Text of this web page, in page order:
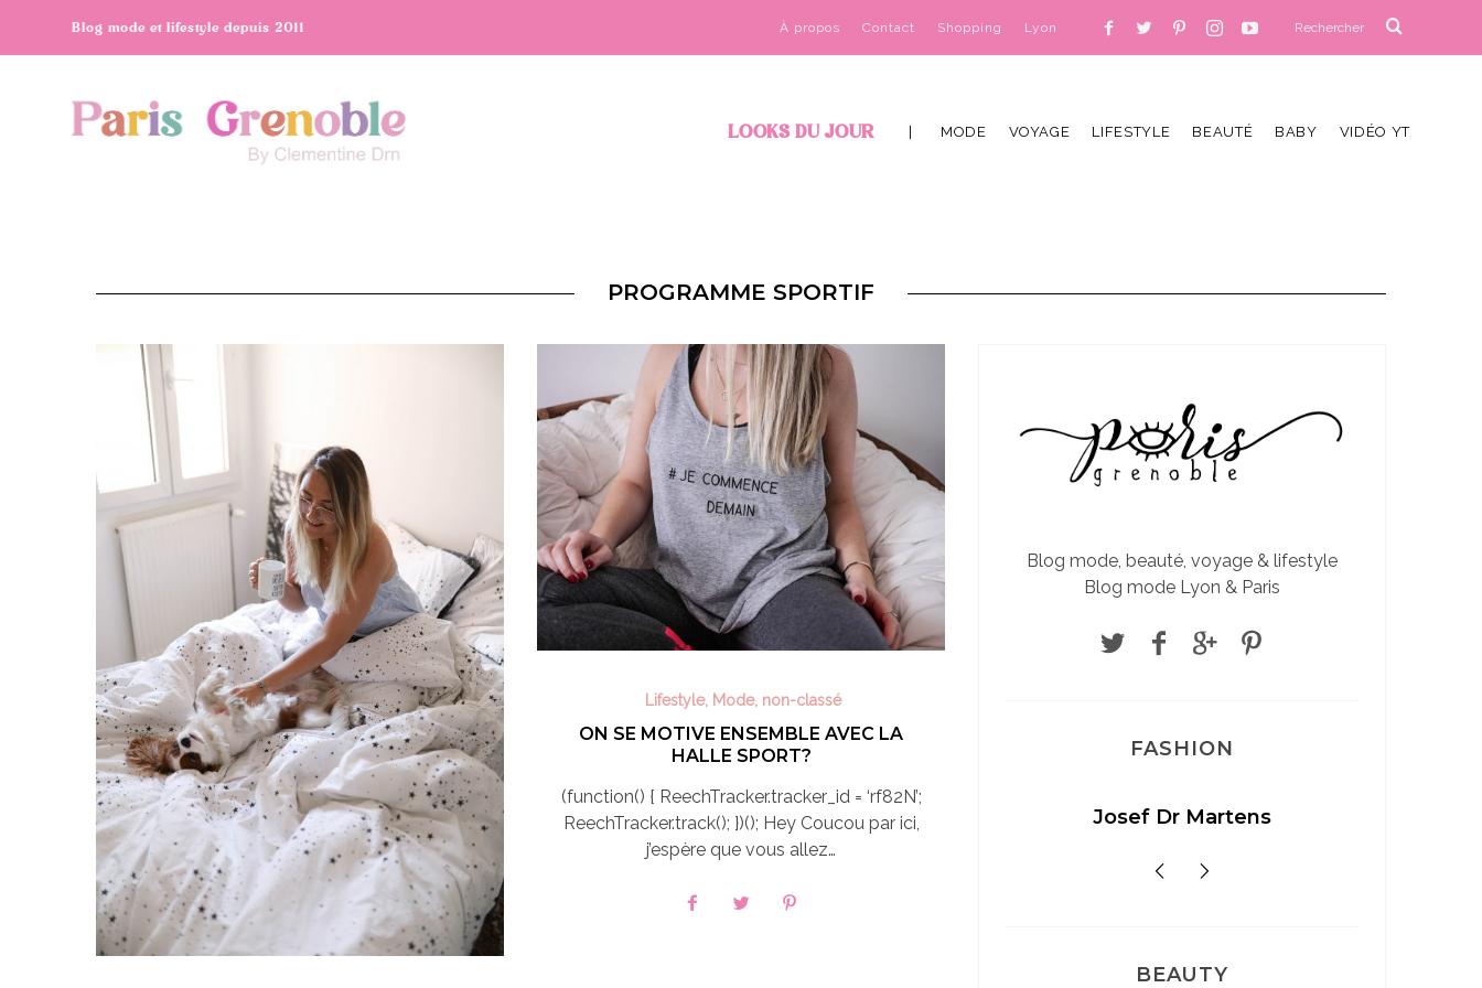
À propos Contact Shopping Lyon
Blog mode et lifestyle depuis 2011
LOOKS DU JOUR MODE VOYAGE LIFESTYLE BEAUTÉ BABY VIDÉO YT
PROGRAMME SPORTIF
Lifestyle, Mode, non-classé
ON SE MOTIVE ENSEMBLE AVEC LA
HALLE SPORT?
(function() { ReechTracker.tracker_id = ‘rf82N’;
ReechTracker.track(); })(); Hey Coucou par ici,
j’espère que vous allez…
Blog mode, beauté, voyage & lifestyle
Blog mode Lyon & Paris
FASHION
Josef Dr Martens
BEAUTY